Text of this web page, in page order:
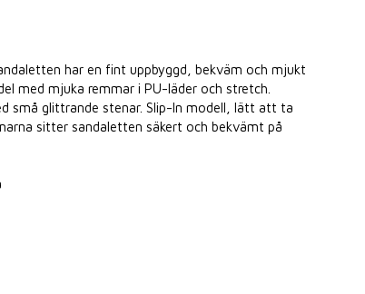
har en fint uppbyggd, bekväm och mjukt
med mjuka remmar i PU-läder och stretch.
små glittrande stenar. Slip-In modell, lätt att ta
sitter sandaletten säkert och bekvämt på